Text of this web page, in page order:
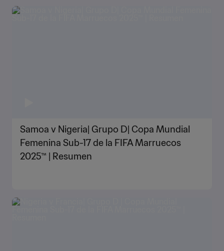
Samoa v Nigeria| Grupo D| Copa Mundial
Femenina Sub-17 de la FIFA Marruecos
2025™ | Resumen